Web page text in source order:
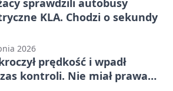
sprawdzili autobusy
KLA. Chodzi o sekundy
2026
prędkość i wpadł
kontroli. Nie miał prawa